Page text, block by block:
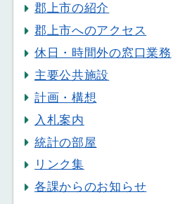
郡上市の紹介
郡上市へのアクセス
休日・時間外の窓口業務
主要公共施設
計画・構想
入札案内
統計の部屋
リンク集
各課からのお知らせ